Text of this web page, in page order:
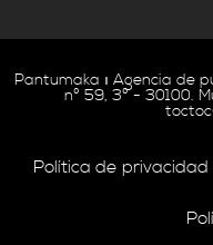
Pantumaka ı Agencia de
nº 59, 3º - 30100.
Política de